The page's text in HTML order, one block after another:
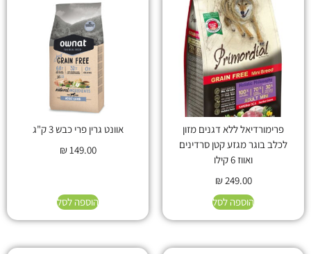
פרימורדיאל ללא דגנים מזון
לכלב בוגר מגזע קטן סרדינים
ואווז 6 קילו
₪249.00
הוספה לסל
אוונט גרין פרי כבש 3 ק"ג
₪149.00
הוספה לסל